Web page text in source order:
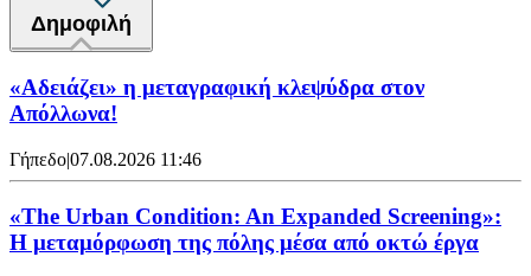
Δημοφιλή
«Αδειάζει» η μεταγραφική κλεψύδρα στον
Απόλλωνα!
Γήπεδο|07.08.2026 11:46
«The Urban Condition: An Expanded Screening»:
Η μεταμόρφωση της πόλης μέσα από οκτώ έργα